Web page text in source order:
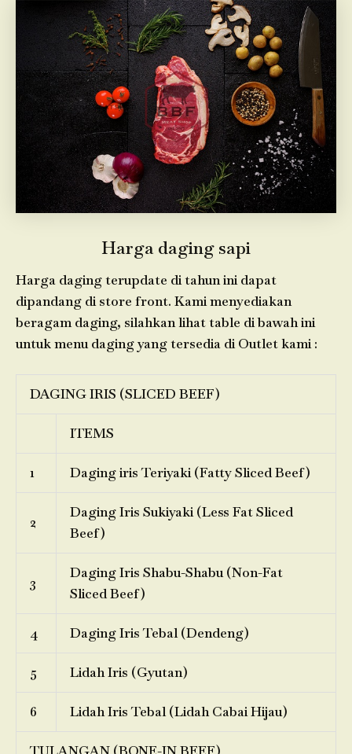
Harga daging sapi
Harga daging terupdate di tahun ini dapat
dipandang di store front. Kami menyediakan
beragam daging, silahkan lihat table di bawah ini
untuk menu daging yang tersedia di Outlet kami :
DAGING IRIS (SLICED BEEF)
ITEMS
1 Daging iris Teriyaki (Fatty Sliced Beef)
2
Daging Iris Sukiyaki (Less Fat Sliced
Beef)
3
Daging Iris Shabu-Shabu (Non-Fat
Sliced Beef)
4 Daging Iris Tebal (Dendeng)
5 Lidah Iris (Gyutan)
6 Lidah Iris Tebal (Lidah Cabai Hijau)